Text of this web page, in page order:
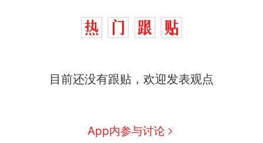
目前还没有跟贴，欢迎发表观点
App内参与讨论
热
那个在床头放菜刀的女孩，
号，仅凭视频评出？中国烹饪
来源：参考消息）
笔试第一被第二名传话劝弃考